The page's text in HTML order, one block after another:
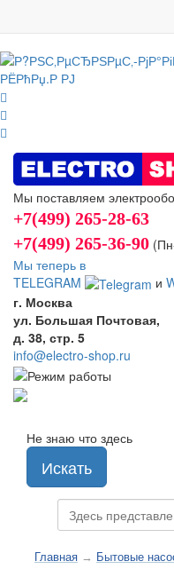
Мы поставляем
+7(499) 265-28-63
+7(499) 265-36-90
Мы теперь в
TELEGRAM
и
г. Москва
ул. Большая Почтовая,
д. 38, стр. 5
info@electro-shop.ru
Не знаю что здесь
Искать
Главная → Бытовые